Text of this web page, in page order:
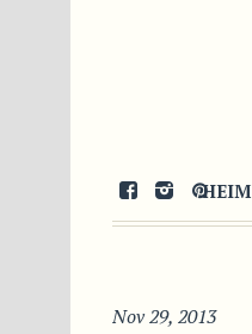
HEIM
Nov 29, 2013